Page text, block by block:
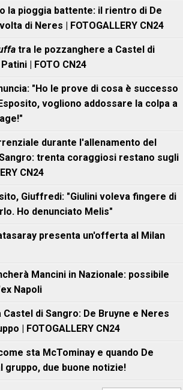
la pioggia battente: il rientro di De
di Neres | FOTOGALLERY CN24
tra le pozzanghere a Castel di
| FOTO CN24
"Ho le prove di cosa è successo
vogliono addossare la colpa a
durante l'allenamento del
trenta coraggiosi restano sugli
CN24
Giuffredi: "Giulini voleva fingere di
Ho denunciato Melis"
presenta un'offerta al Milan
Mancini in Nazionale: possibile
Napoli
Castel di Sangro: De Bruyne e Neres
| FOTOGALLERY CN24
sta McTominay e quando De
gruppo, due buone notizie!